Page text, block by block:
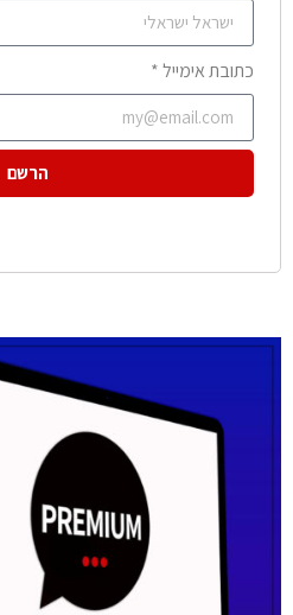
כתובת אימייל *
הרשם